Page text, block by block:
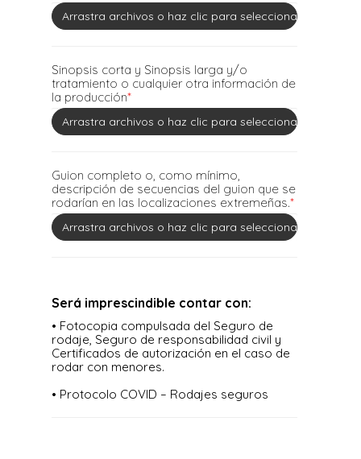
Arrastra archivos o haz clic para seleccionar los
Sinopsis corta y Sinopsis larga y/o
tratamiento o cualquier otra información de
la producción*
Arrastra archivos o haz clic para seleccionar los
Guion completo o, como mínimo,
descripción de secuencias del guion que se
rodarían en las localizaciones extremeñas.*
Arrastra archivos o haz clic para seleccionar los
Será imprescindible contar con:
• Fotocopia compulsada del Seguro de
rodaje, Seguro de responsabilidad civil y
Certificados de autorización en el caso de
rodar con menores.
• Protocolo COVID – Rodajes seguros